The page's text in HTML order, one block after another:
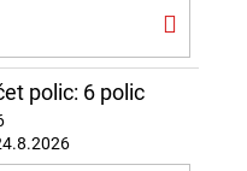
polic: 6 polic